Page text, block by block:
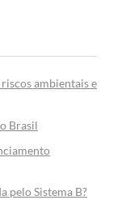
ambientais e
Brasil
pelo Sistema B?